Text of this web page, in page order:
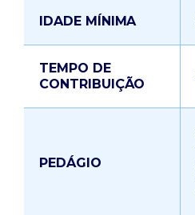
IDADE MÍNIMA
TEMPO DE
CONTRIBUIÇÃO
PEDÁGIO